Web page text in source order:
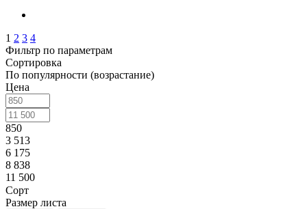
1 2 3 4
Фильтр по параметрам
Сортировка
По популярности (возрастание)
Цена
850
3 513
6 175
8 838
11 500
Сорт
Размер листа